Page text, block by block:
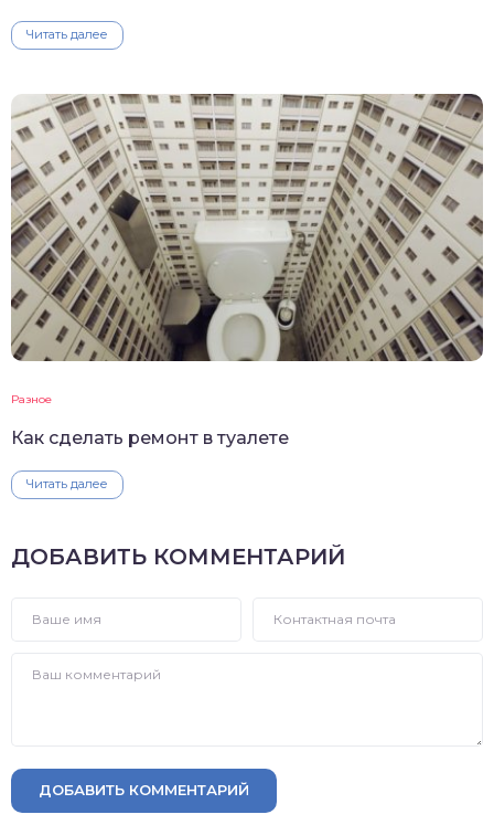
Читать далее
Разное
Как сделать ремонт в туалете
Читать далее
ДОБАВИТЬ КОММЕНТАРИЙ
ДОБАВИТЬ КОММЕНТАРИЙ